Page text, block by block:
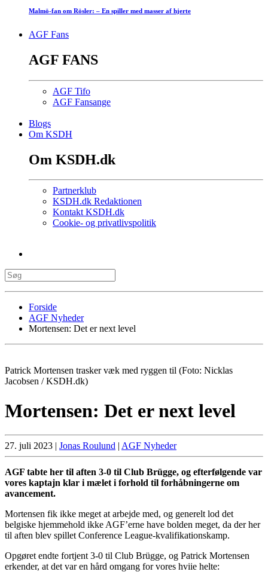
Malmö-fan om Rösler: – En spiller med masser af hjerte
AGF Fans
AGF FANS
AGF Tifo
AGF Fansange
Blogs
Om KSDH
Om KSDH.dk
Partnerklub
KSDH.dk Redaktionen
Kontakt KSDH.dk
Cookie- og privatlivspolitik
Forside
AGF Nyheder
Mortensen: Det er next level
Patrick Mortensen trasker væk med ryggen til (Foto: Nicklas
Jacobsen / KSDH.dk)
Mortensen: Det er next level
27. juli 2023 | Jonas Roulund | AGF Nyheder
AGF tabte her til aften 3-0 til Club Brügge, og efterfølgende var
vores kaptajn klar i mælet i forhold til forhåbningerne om
avancement.
Mortensen fik ikke meget at arbejde med, og generelt lod det
belgiske hjemmehold ikke AGF’erne have bolden meget, da der her
til aften blev spillet Conference League-kvalifikationskamp.
Opgøret endte fortjent 3-0 til Club Brügge, og Patrick Mortensen
erkender, at det var en hård omgang for vores hviie helte: